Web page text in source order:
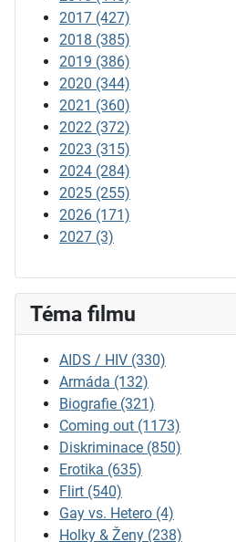
2017 (427)
2018 (385)
2019 (386)
2020 (344)
2021 (360)
2022 (372)
2023 (315)
2024 (284)
2025 (255)
2026 (171)
2027 (3)
Téma filmu
AIDS / HIV (330)
Armáda (132)
Biografie (321)
Coming out (1173)
Diskriminace (850)
Erotika (635)
Flirt (540)
Gay vs. Hetero (4)
Holky & Ženy (238)